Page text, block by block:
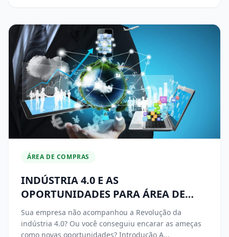
ÁREA DE COMPRAS
INDÚSTRIA 4.0 E AS
OPORTUNIDADES PARA ÁREA DE
SUPRIMENTOS
Sua empresa não acompanhou a Revolução da
indústria 4.0? Ou você conseguiu encarar as ameças
como novas oportunidades? Introdução A...